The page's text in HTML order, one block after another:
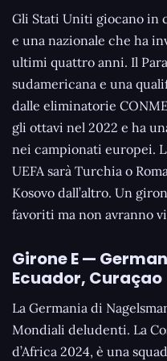
Gli Stati Uniti giocano in
e una nazionale che ha
ultimi quattro anni. Il
sudamericana e una
dalle eliminatorie
gli ottavi nel 2022 e ha
nei campionati europei.
UEFA sarà Turchia o
Kosovo dall’altro. Un
favoriti ma non avranno
Girone E —
Ecuador, Curaçao
La Germania di
Mondiali deludenti. La
d’Africa 2024, è una